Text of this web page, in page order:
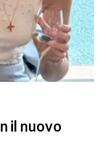
il nuovo